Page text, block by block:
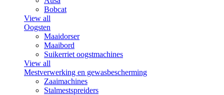
Bobcat
View all
Oogsten
Maaidorser
Maaibord
Suikerriet oogstmachines
View all
Mestverwerking en gewasbescherming
Zaaimachines
Stalmestspreiders